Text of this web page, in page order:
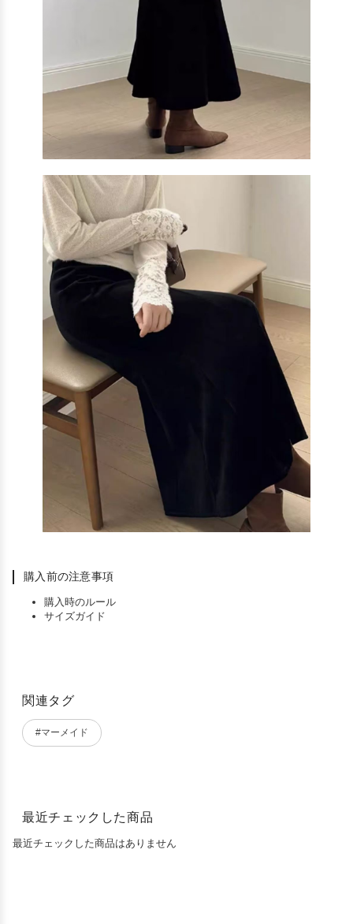
購入前の注意事項
購入時のルール
サイズガイド
関連タグ
#マーメイド
最近チェックした商品
最近チェックした商品はありません